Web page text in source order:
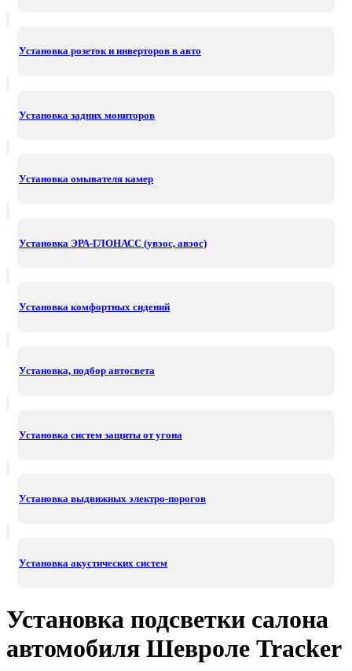
Установка розеток и инверторов в авто
Установка задних мониторов
Установка омывателя камер
Установка ЭРА-ГЛОНАСС (увэос, авэос)
Установка комфортных сидений
Установка, подбор автосвета
Установка систем защиты от угона
Установка выдвижных электро-порогов
Установка акустических систем
Установка подсветки салона
автомобиля Шевроле Tracker